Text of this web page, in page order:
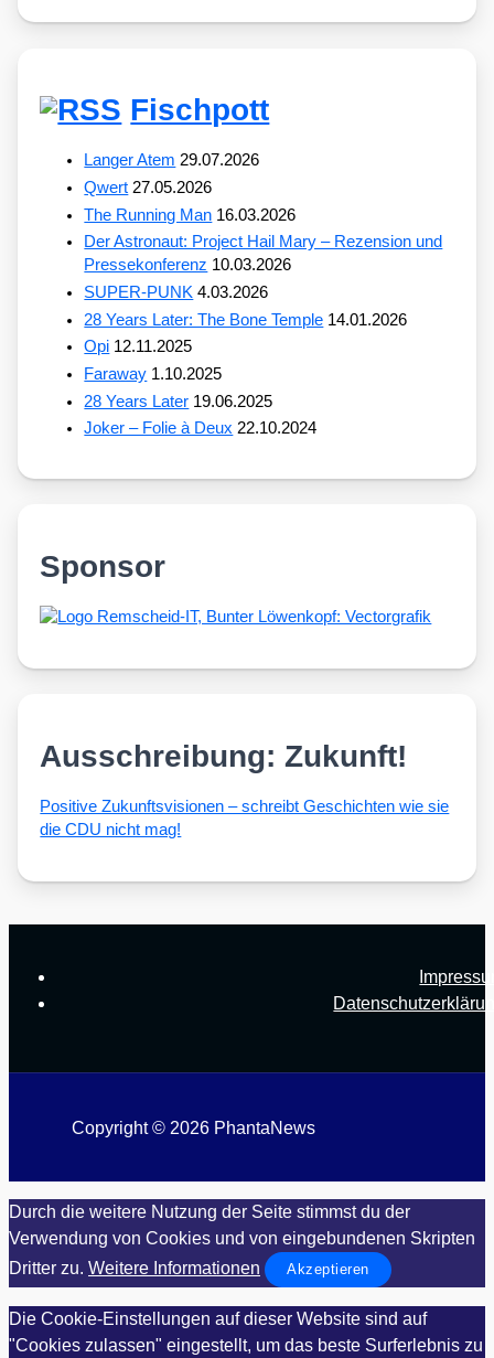
Fischpott
Langer Atem 29.07.2026
Qwert 27.05.2026
The Running Man 16.03.2026
Der Astronaut: Project Hail Mary – Rezension und
Pressekonferenz 10.03.2026
SUPER-PUNK 4.03.2026
28 Years Later: The Bone Temple 14.01.2026
Opi 12.11.2025
Faraway 1.10.2025
28 Years Later 19.06.2025
Joker – Folie à Deux 22.10.2024
Sponsor
Ausschreibung: Zukunft!
Posi­ti­ve Zukunfts­vi­sio­nen – schreibt Geschich­ten wie sie
die CDU nicht mag!
Copyright © 2026 PhantaNews
Durch die weitere Nutzung der Seite stimmst du der
Verwendung von Cookies und von eingebundenen Skripten
Dritter zu. Weitere Informationen Akzeptieren
Die Cookie-Einstellungen auf dieser Website sind auf
"Cookies zulassen" eingestellt, um das beste Surferlebnis zu